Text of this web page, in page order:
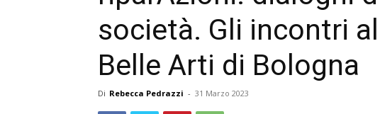
società. Gli incontri
Belle Arti di Bologna
Di Rebecca Pedrazzi - 31 Marzo 2023